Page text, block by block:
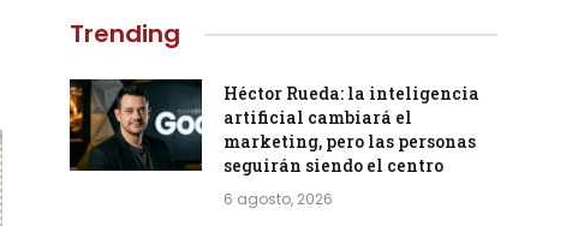
Trending
Héctor Rueda: la inteligencia
artificial cambiará el
marketing, pero las personas
seguirán siendo el centro
6 agosto, 2026